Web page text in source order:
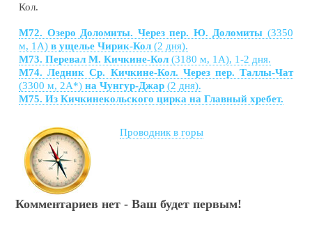
Кол.
М72. Озеро Доломиты. Через пер. Ю. Доломиты (3350
м, 1А)в ущелье Чирик-Кол(2 дня).
М73. Перевал М. Кичкине-Кол(3180 м, 1А), 1-2 дня.
М74. Ледник Ср. Кичкине-Кол. Через пер. Таллы-Чат
(3300 м, 2А*)на Чунгур-Джар(2 дня).
М75. Из Кичкинекольского цирка на Главный хребет.
Проводник в горы
Комментариев нет - Ваш будет первым!